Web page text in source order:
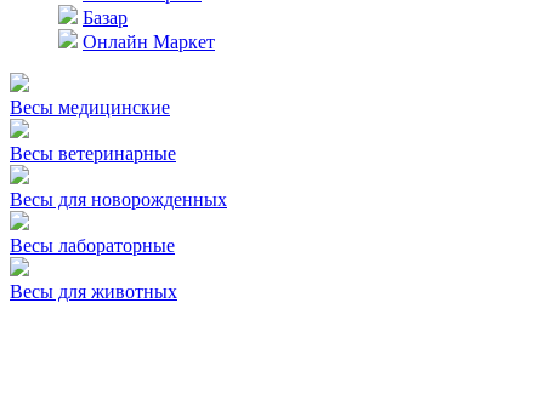
Базар
Онлайн Маркет
Весы медицинские
Весы ветеринарные
Весы для новорожденных
Весы лабораторные
Весы для животных